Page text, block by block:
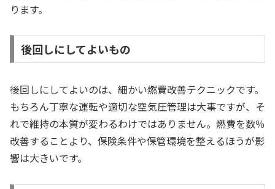
ります。
後回しにしてよいもの
後回しにしてよいのは、細かい燃費改善テクニックです。
もちろん丁寧な運転や適切な空気圧管理は大事ですが、そ
れで維持の本質が変わるわけではありません。燃費を数％
改善することより、保険条件や保管環境を整えるほうが影
響は大きいです。